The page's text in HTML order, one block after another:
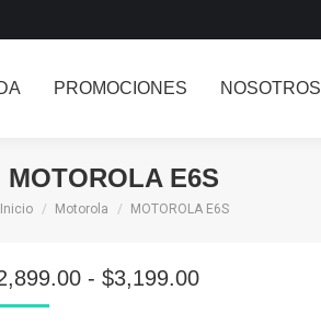
PROMOCIONES NOSOTROS
MOTOROLA E6S
Estás aquí:
Inicio Motorola MOTOROLA E6S
- $3,199.00RANGO